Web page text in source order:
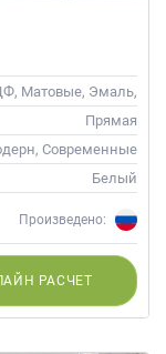
Матовые, Эмаль,
Глянцевые
Прямая
Современные
Белый
Произведено:
РАСЧЕТ